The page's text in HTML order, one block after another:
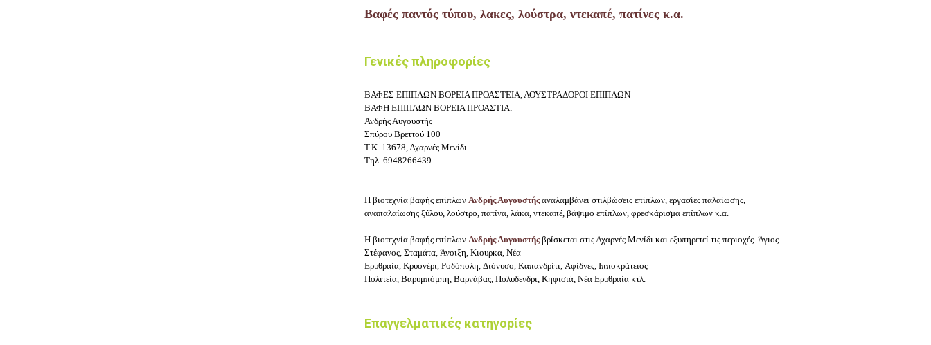
Βαφές παντός τύπου, λακες, λούστρα, ντεκαπέ, πατίνες κ.α.
Γενικές πληροφορίες
ΒΑΦΕΣ ΕΠΙΠΛΩΝ ΒΟΡΕΙΑ ΠΡΟΑΣΤΕΙΑ, ΛΟΥΣΤΡΑΔΟΡΟΙ ΕΠΙΠΛΩΝ
ΒΑΦΗ ΕΠΙΠΛΩΝ ΒΟΡΕΙΑ ΠΡΟΑΣΤΙΑ:
Ανδρής Αυγουστής
Σπύρου Βρεττού 100
Τ.Κ. 13678, Αχαρνές Μενίδι
Τηλ. 6948266439
Η βιοτεχνία βαφής επίπλων Ανδρής Αυγουστήςαναλαμβάνει στιλβώσεις επίπλων, εργασίες παλαίωσης,
αναπαλαίωσης ξύλου, λούστρο, πατίνα, λάκα, ντεκαπέ, βάψιμο επίπλων, φρεσκάρισμα επίπλων κ.α.
Η βιοτεχνία βαφής επίπλων Ανδρής Αυγουστήςβρίσκεται στις Αχαρνές Μενίδι και εξυπηρετεί τις περιοχές Άγιος
Στέφανος, Σταμάτα, Άνοιξη, Κιουρκα, Νέα
Ερυθραία, Κρυονέρι, Ροδόπολη, Διόνυσο, Καπανδρίτι, Αφίδνες, Ιπποκράτειος
Πολιτεία, Βαρυμπόμπη, Βαρνάβας, Πολυδενδρι, Κηφισιά, Νέα Ερυθραία κτλ.
Επαγγελματικές κατηγορίες